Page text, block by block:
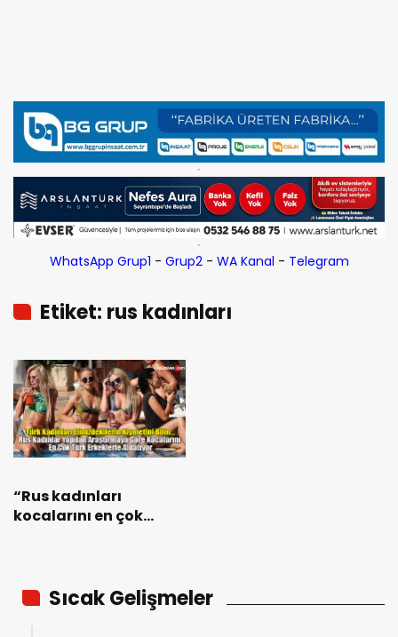
WhatsApp Grup1 - Grup2- WA Kanal - Telegram
Etiket: rus kadınları
“Rus kadınları
kocalarını en çok
Sıcak Gelişmeler